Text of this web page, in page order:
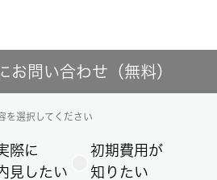
お問い合わせ（無料）
を選択してください
際に
見したい
初期費用が
知りたい